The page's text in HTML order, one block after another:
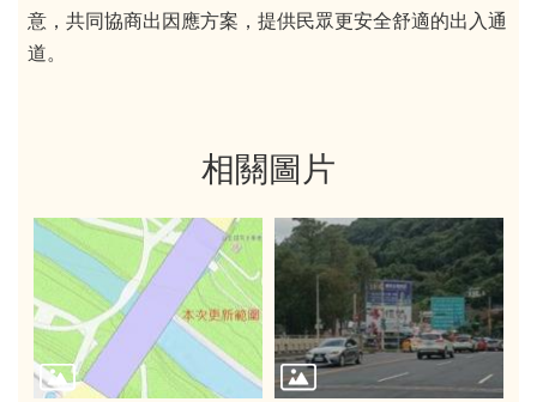
意，共同協商出因應方案，提供民眾更安全舒適的出入通
道。
相關圖片